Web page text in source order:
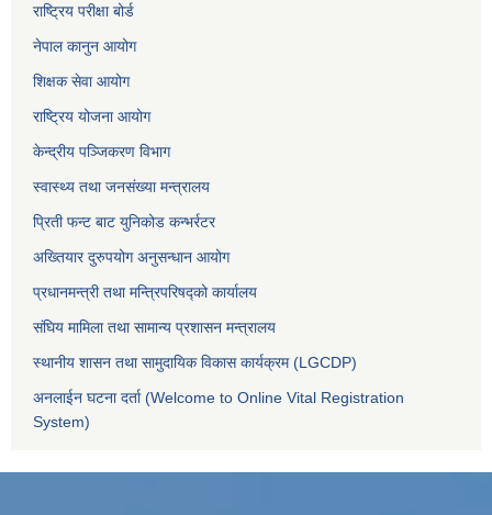
राष्ट्रिय परीक्षा बोर्ड
नेपाल कानुन आयोग
शिक्षक सेवा आयोग
राष्ट्रिय योजना आयोग
केन्द्रीय पञ्जिकरण विभाग
स्वास्थ्य तथा जनसंख्या मन्त्रालय
प्रिती फन्ट बाट युनिकोड कन्भर्रटर
अख्तियार दुरुपयोग अनुसन्धान आयोग
प्रधानमन्त्री तथा मन्त्रिपरिषद्को कार्यालय
संघिय मामिला तथा सामान्य प्रशासन मन्त्रालय
स्थानीय शासन तथा सामुदायिक विकास कार्यक्रम (LGCDP)
अनलाईन घटना दर्ता (Welcome to Online Vital Registration
System)